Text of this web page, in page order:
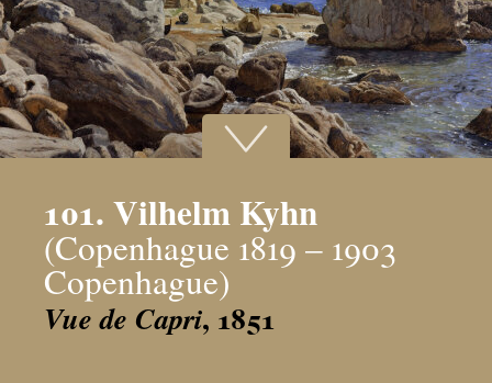
101. Vilhelm Kyhn
(Copenhague 1819 – 1903
Copenhague)
Vue de Capri, 1851